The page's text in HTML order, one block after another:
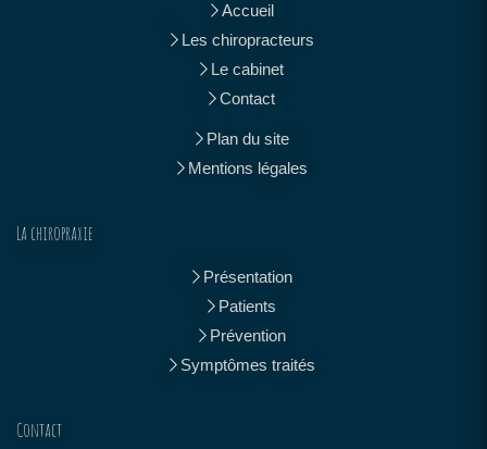
Accueil
Les chiropracteurs
Le cabinet
Contact
Plan du site
Mentions légales
La chiropraxie
Présentation
Patients
Prévention
Symptômes traités
Contact